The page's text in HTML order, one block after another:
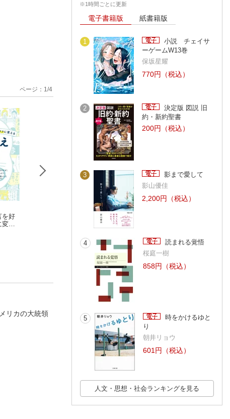
を好
え
眠れなくなるほど面
白い 図解 米の話
ページ： 1 /4
リカの大統領
※1時間ごとに更新
電子書籍版 紙書籍版
1
小説 チェイサ
ーゲームW13巻
保坂星耀
770円（税込）
2
決定版 図説 旧
約・新約聖書
200円（税込）
3
影まで愛して
影山優佳
2,200円（税込）
4
読まれる覚悟
桜庭一樹
858円（税込）
5
時をかけるゆと
り
朝井リョウ
601円（税込）
人文・思想・社会ランキングを見る